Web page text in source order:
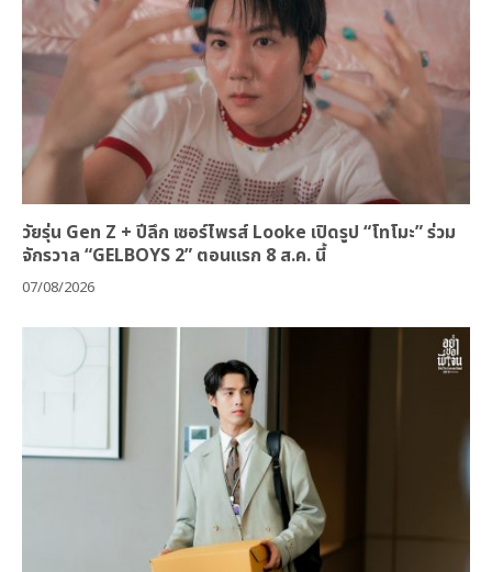
วัยรุ่น Gen Z + ปีลึก เซอร์ไพรส์ Looke เปิดรูป “โทโมะ” ร่วม
จักรวาล “GELBOYS 2” ตอนแรก 8 ส.ค. นี้
07/08/2026